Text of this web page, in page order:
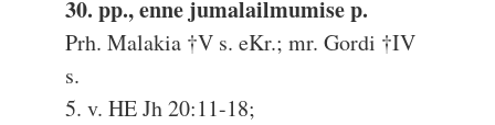
30. pp., enne jumalailmumise p.
Prh. Malakia †V s. eKr.; mr. Gordi †IV
s.
5. v. HE Jh 20:11-18;